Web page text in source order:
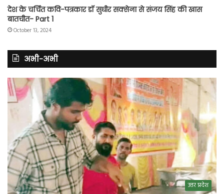
देश के चर्चित कवि-पत्रकार डॉ सुधीर सक्सेना से संजय सिंह की खास
बातचीत- Part 1
October 13, 2024
अभी-अभी
उत्तर प्रदेश